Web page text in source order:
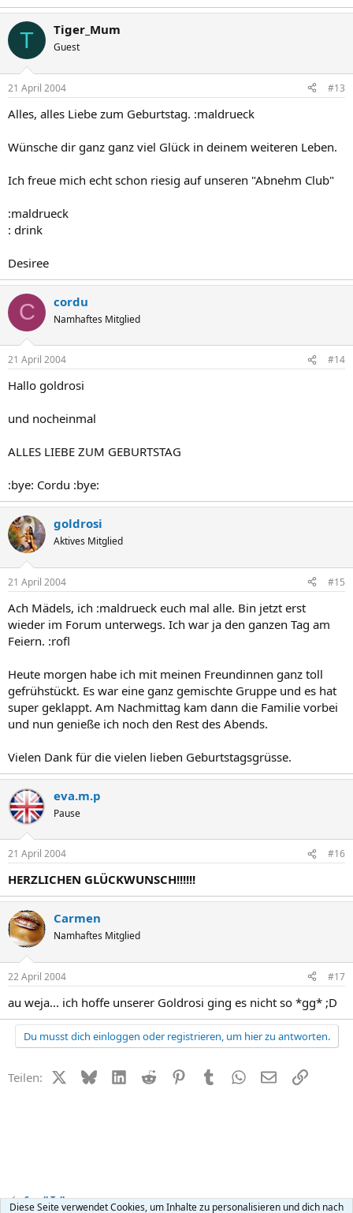
T Tiger_Mum
Guest
21 April 2004 #13
Alles, alles Liebe zum Geburtstag. :maldrueck
Wünsche dir ganz ganz viel Glück in deinem weiteren Leben.
Ich freue mich echt schon riesig auf unseren "Abnehm Club"
:maldrueck
: drink
Desiree
C cordu
Namhaftes Mitglied
21 April 2004 #14
Hallo goldrosi
und nocheinmal
ALLES LIEBE ZUM GEBURTSTAG
:bye: Cordu :bye:
goldrosi
Aktives Mitglied
21 April 2004 #15
Ach Mädels, ich :maldrueck euch mal alle. Bin jetzt erst
wieder im Forum unterwegs. Ich war ja den ganzen Tag am
Feiern. :rofl
Heute morgen habe ich mit meinen Freundinnen ganz toll
gefrühstückt. Es war eine ganz gemischte Gruppe und es hat
super geklappt. Am Nachmittag kam dann die Familie vorbei
und nun genieße ich noch den Rest des Abends.
Vielen Dank für die vielen lieben Geburtstagsgrüsse.
eva.m.p
Pause
21 April 2004 #16
HERZLICHEN GLÜCKWUNSCH!!!!!!
Carmen
Namhaftes Mitglied
22 April 2004 #17
au weja... ich hoffe unserer Goldrosi ging es nicht so *gg* ;D
Du musst dich einloggen oder registrieren, um hier zu antworten.
Teilen: X (Twitter)
BlueskyLinkedIn
Reddit PinterestTumblr WhatsApp
E-MailLink
Small Talk
Diese Seite verwendet Cookies, um Inhalte zu personalisieren und dich nach